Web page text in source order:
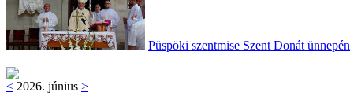
Püspöki szentmise Szent Donát ünnepén
< 2026. június >